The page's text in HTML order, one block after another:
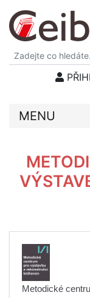
MENU
Metodické